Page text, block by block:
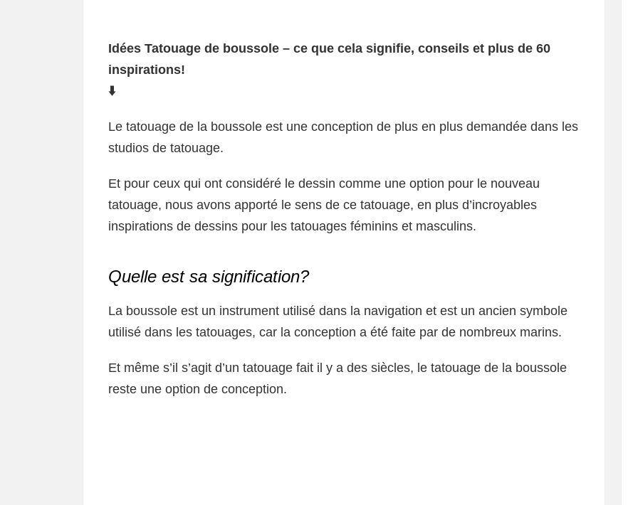
Idées Tatouage de boussole – ce que cela signifie, conseils et plus de 60
inspirations!
⬇️
Le tatouage de la boussole est une conception de plus en plus demandée dans les
studios de tatouage.
Et pour ceux qui ont considéré le dessin comme une option pour le nouveau
tatouage, nous avons apporté le sens de ce tatouage, en plus d’incroyables
inspirations de dessins pour les tatouages ​​féminins et masculins.
Quelle est sa signification?
La boussole est un instrument utilisé dans la navigation et est un ancien symbole
utilisé dans les tatouages, car la conception a été faite par de nombreux marins.
Et même s’il s’agit d’un tatouage fait il y a des siècles, le tatouage de la boussole
reste une option de conception.